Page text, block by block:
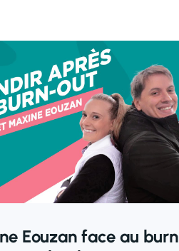
Eouzan face au burn